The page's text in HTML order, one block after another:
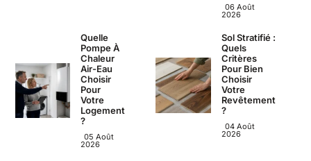
06 Août
2026
Quelle
Pompe À
Chaleur
Air-Eau
Choisir
Pour
Votre
Logement
?
05 Août
2026
Sol Stratifié :
Quels
Critères
Pour Bien
Choisir
Votre
Revêtement
?
04 Août
2026